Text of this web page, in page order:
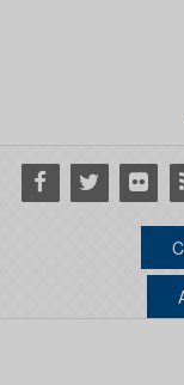
Facebook
Twitter Flickr